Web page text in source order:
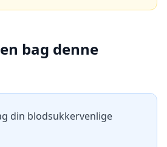
bag denne
din blodsukkervenlige